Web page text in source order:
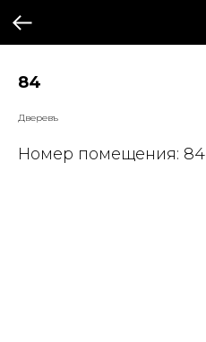
84
Дверевъ
Номер помещения: 84